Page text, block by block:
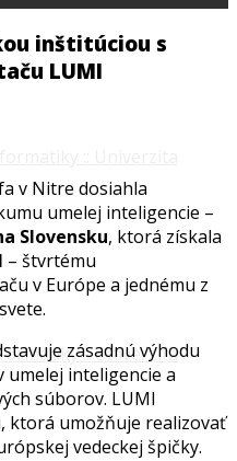
inštitúciou s
LUMI
v Nitre dosiahla
umelej inteligencie –
Slovensku, ktorá získala
– štvrtému
v Európe a jednému z
zásadnú výhodu
umelej inteligencie a
súborov. LUMI
ktorá umožňuje realizovať
vedeckej špičky.